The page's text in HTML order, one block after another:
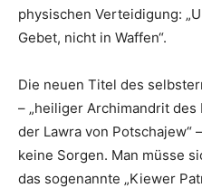
physischen Verteidigung:
Gebet, nicht in Waffen“.
Die neuen Titel des
– „heiliger Archimandrit
der Lawra von Potschajew“
keine Sorgen. Man müsse
das sogenannte „Kiewer